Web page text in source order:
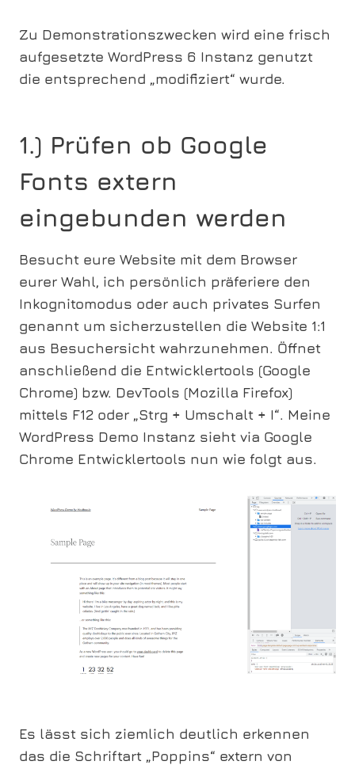
Zu Demonstrationszwecken wird eine frisch
aufgesetzte WordPress 6 Instanz genutzt
die entsprechend „modifiziert“ wurde.
1.) Prüfen ob Google
Fonts extern
eingebunden werden
Besucht eure Website mit dem Browser
eurer Wahl, ich persönlich präferiere den
Inkognitomodus oder auch privates Surfen
genannt um sicherzustellen die Website 1:1
aus Besuchersicht wahrzunehmen. Öffnet
anschließend die Entwicklertools (Google
Chrome) bzw. DevTools (Mozilla Firefox)
mittels F12 oder „Strg + Umschalt + I“. Meine
WordPress Demo Instanz sieht via Google
Chrome Entwicklertools nun wie folgt aus.
Es lässt sich ziemlich deutlich erkennen
das die Schriftart „Poppins“ extern von